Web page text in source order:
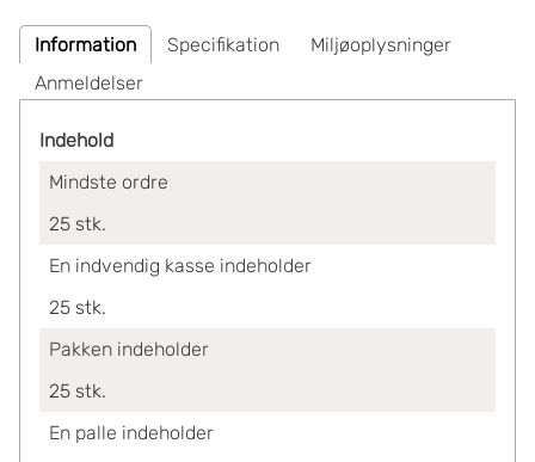
Information Specifikation
Miljøoplysninger
Anmeldelser
Indehold
Mindste ordre
25 stk.
En indvendig kasse indeholder
25 stk.
Pakken indeholder
25 stk.
En palle indeholder